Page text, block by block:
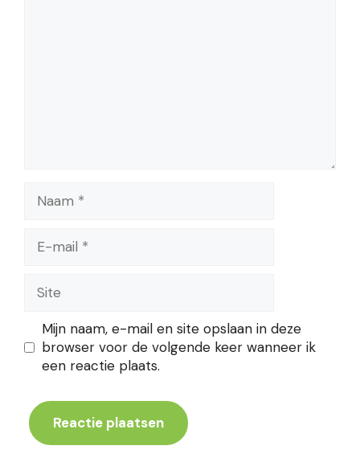
mail
Mijn naam, e-mail en site opslaan in deze
browser voor de volgende keer wanneer ik
een reactie plaats.